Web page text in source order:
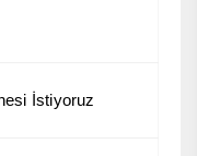
İstiyoruz